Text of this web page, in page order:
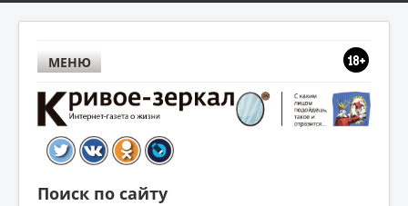
МЕНЮ
Поиск по сайту